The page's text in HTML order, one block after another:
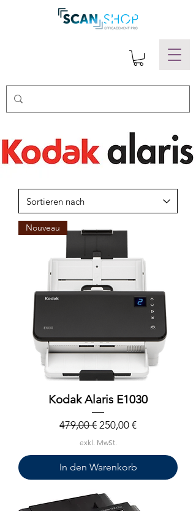
Nouveau
Kodak Alaris E1030
Standardpreis
479,00 € Sale-Preis
250,00 €
exkl. MwSt.
In den Warenkorb